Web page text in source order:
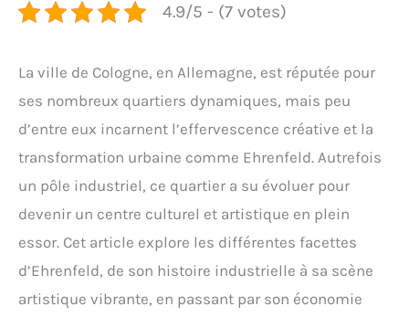
4.9/5 - (7 votes)
La ville de Cologne, en Allemagne, est réputée pour
ses nombreux quartiers dynamiques, mais peu
d’entre eux incarnent l’effervescence créative et la
transformation urbaine comme Ehrenfeld. Autrefois
un pôle industriel, ce quartier a su évoluer pour
devenir un centre culturel et artistique en plein
essor. Cet article explore les différentes facettes
d’Ehrenfeld, de son histoire industrielle à sa scène
artistique vibrante, en passant par son économie